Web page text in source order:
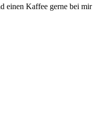
einen Kaffee gerne bei mir